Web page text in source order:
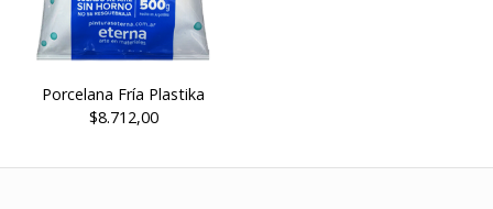
Porcelana Fría Plastika
$8.712,00